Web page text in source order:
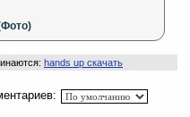
: hands up скачать